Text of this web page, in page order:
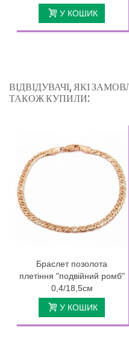
У КОШИК
ВІДВІДУВАЧІ, ЯКІ
ТАКОЖ КУПИЛИ:
Браслет позолота
плетіння "подвійний ромб"
0,4/18,5см
У КОШИК